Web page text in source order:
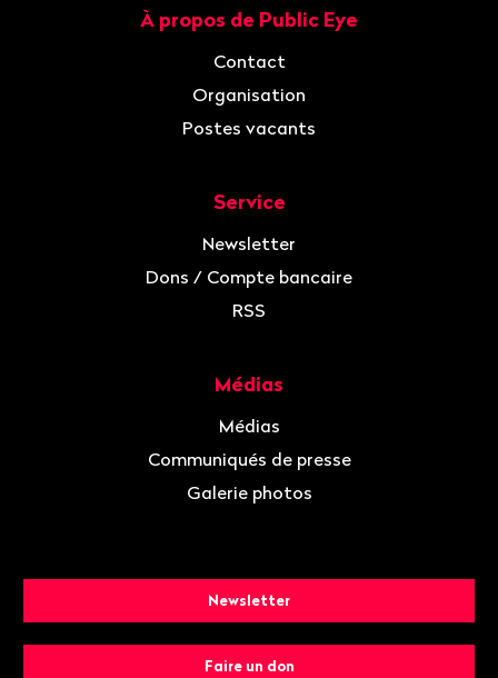
À propos de Public Eye
Contact
Organisation
Postes vacants
Service
Newsletter
Dons / Compte bancaire
RSS
Médias
Médias
Communiqués de presse
Galerie photos
Newsletter
Faire un don